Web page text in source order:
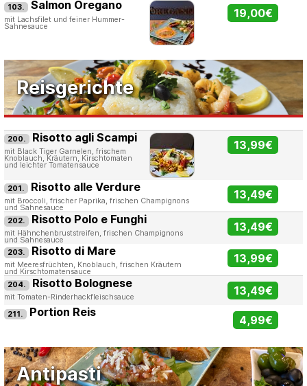
103. Salmon Oregano
mit Lachsfilet und feiner Hummer-
Sahnesauce
19,00€
Reisgerichte
200. Risotto agli Scampi
mit Black Tiger Garnelen, frischem
Knoblauch, Kräutern, Kirschtomaten
und leichter Tomatensauce
13,99€
201. Risotto alle Verdure
mit Broccoli, frischer Paprika, frischen Champignons
und Sahnesauce
13,49€
202. Risotto Polo e Funghi
mit Hähnchenbruststreifen, frischen Champignons
und Sahnesauce
13,49€
203. Risotto di Mare
mit Meeresfrüchten, Knoblauch, frischen Kräutern
und Kirschtomatensauce
13,99€
204. Risotto Bolognese
mit Tomaten-Rinderhackfleischsauce 13,49€
211. Portion Reis
4,99€
Antipasti